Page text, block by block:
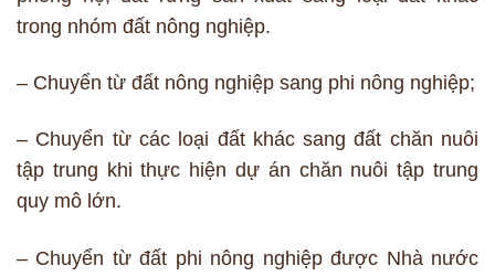
trong nhóm đất nông nghiệp.
– Chuyển từ đất nông nghiệp sang phi nông nghiệp;
– Chuyển từ các loại đất khác sang đất chăn nuôi
tập trung khi thực hiện dự án chăn nuôi tập trung
quy mô lớn.
– Chuyển từ đất phi nông nghiệp được Nhà nước